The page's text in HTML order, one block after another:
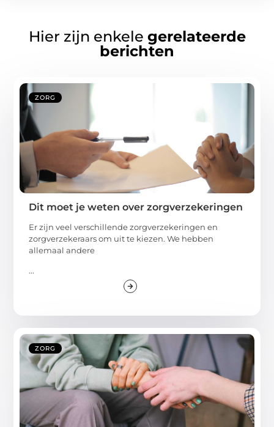
Hier zijn enkele gerelateerde
berichten
ZORG
Dit moet je weten over zorgverzekeringen
Er zijn veel verschillende zorgverzekeringen en
zorgverzekeraars om uit te kiezen. We hebben
allemaal andere
...
ZORG